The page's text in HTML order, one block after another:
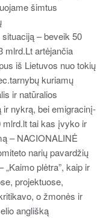
šimtus
– beveik 50
mlrd.Lt artėjančia
iš Lietuvos nuo tokių
kuriamų
ir natūralios
nykrą, bei emigracinį-
mlrd.lt tai kas įvyko ir
– NACIONALINĖ
narių pavardžių
plėtra”, kaip ir
projektuose,
o žmonės ir
anglišką